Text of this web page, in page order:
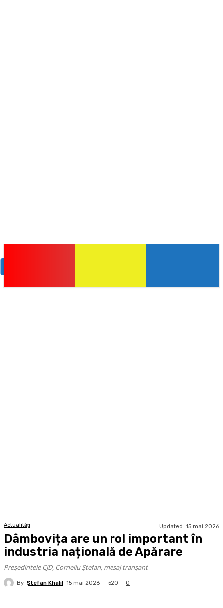
Actualităţi Updated: 15 mai 2026
Dâmbovița are un rol important în
industria națională de Apărare
Președintele CJD, Corneliu Ștefan, mesaj tranșant
By Ştefan Khalil 15 mai 2026 520 0